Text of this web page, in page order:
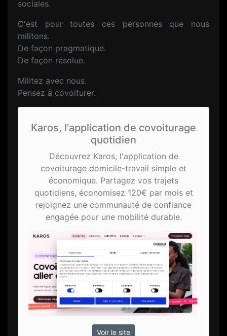
sociales.
C'est pour toutes ces personnes que nous
militons.
De façon pragmatique.
De façon résolue.
Militez avec nous.
Pensez à covoiturer.
Karos, l'application de covoiturage
quotidien
Découvrez Karos, l'application de
covoiturage domicile-travail simple et
économique. Partagez vos trajets
quotidiens, économisez 120€ par mois et
rejoignez une communauté de confiance
engagée pour une mobilité durable.
Voir le site